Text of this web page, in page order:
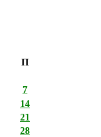
П
7
14
21
28